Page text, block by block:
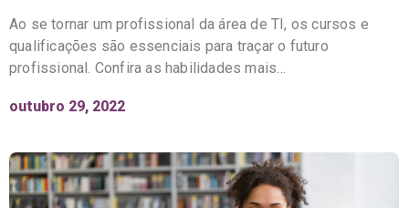
Ao se tornar um profissional da área de TI, os cursos e
qualificações são essenciais para traçar o futuro
profissional. Confira as habilidades mais…
outubro 29, 2022